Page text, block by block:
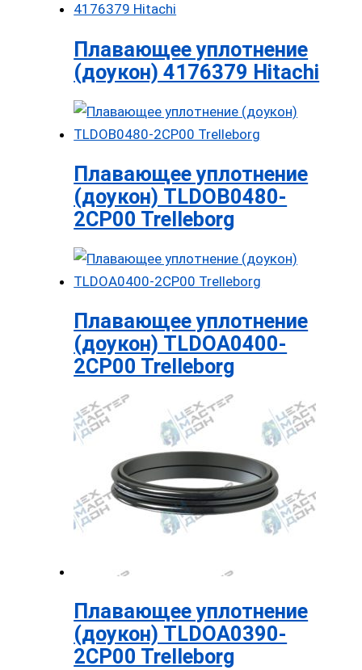
Плавающее уплотнение
(доукон) 4176379 Hitachi
Плавающее уплотнение
(доукон) TLDOB0480-
2CP00 Trelleborg
Плавающее уплотнение
(доукон) TLDOA0400-
2CP00 Trelleborg
Плавающее уплотнение
(доукон) TLDOA0390-
2CP00 Trelleborg